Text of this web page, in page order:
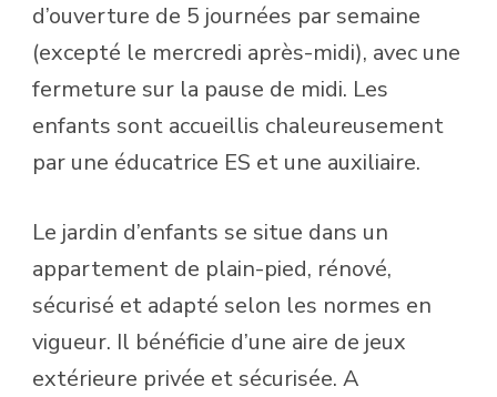
d’ouverture de 5 journées par semaine
(excepté le mercredi après-midi), avec une
fermeture sur la pause de midi. Les
enfants sont accueillis chaleureusement
par une éducatrice ES et une auxiliaire.
Le jardin d’enfants se situe dans un
appartement de plain-pied, rénové,
sécurisé et adapté selon les normes en
vigueur. Il bénéficie d’une aire de jeux
extérieure privée et sécurisée. A